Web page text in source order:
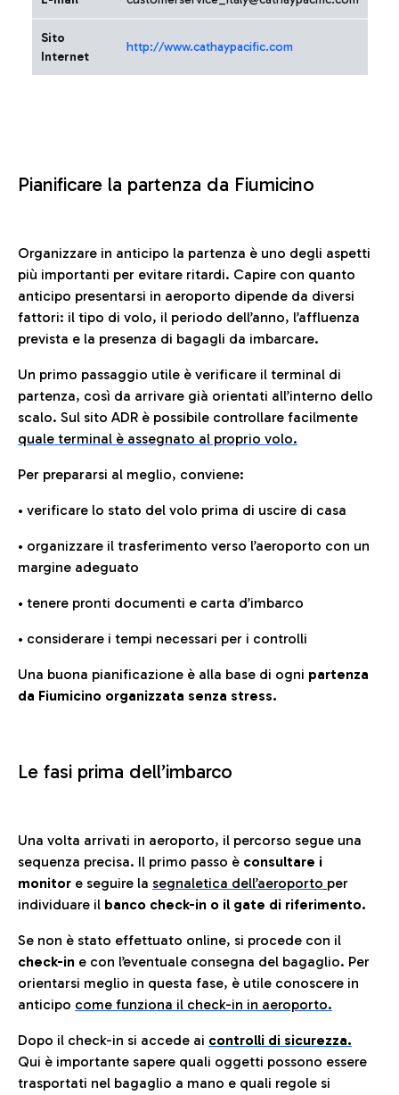
Sito
Internet
http://www.cathaypacific.com
Pianificare la partenza da Fiumicino
Organizzare in anticipo la partenza è uno degli aspetti
più importanti per evitare ritardi. Capire con quanto
anticipo presentarsi in aeroporto dipende da diversi
fattori: il tipo di volo, il periodo dell’anno, l’affluenza
prevista e la presenza di bagagli da imbarcare.
Un primo passaggio utile è verificare il terminal di
partenza, così da arrivare già orientati all’interno dello
scalo. Sul sito ADR è possibile controllare facilmente
quale terminal è assegnato al proprio volo.
Per prepararsi al meglio, conviene:
• verificare lo stato del volo prima di uscire di casa
• organizzare il trasferimento verso l’aeroporto con un
margine adeguato
• tenere pronti documenti e carta d’imbarco
• considerare i tempi necessari per i controlli
Una buona pianificazione è alla base di ogni partenza
da Fiumicino organizzata senza stress.
Le fasi prima dell’imbarco
Una volta arrivati in aeroporto, il percorso segue una
sequenza precisa. Il primo passo è consultare i
monitor e seguire la segnaletica dell’aeroporto per
individuare il banco check-in o il gate di riferimento.
Se non è stato effettuato online, si procede con il
check-in e con l’eventuale consegna del bagaglio. Per
orientarsi meglio in questa fase, è utile conoscere in
anticipo come funziona il check-in in aeroporto.
Dopo il check-in si accede ai controlli di sicurezza.
Qui è importante sapere quali oggetti possono essere
trasportati nel bagaglio a mano e quali regole si